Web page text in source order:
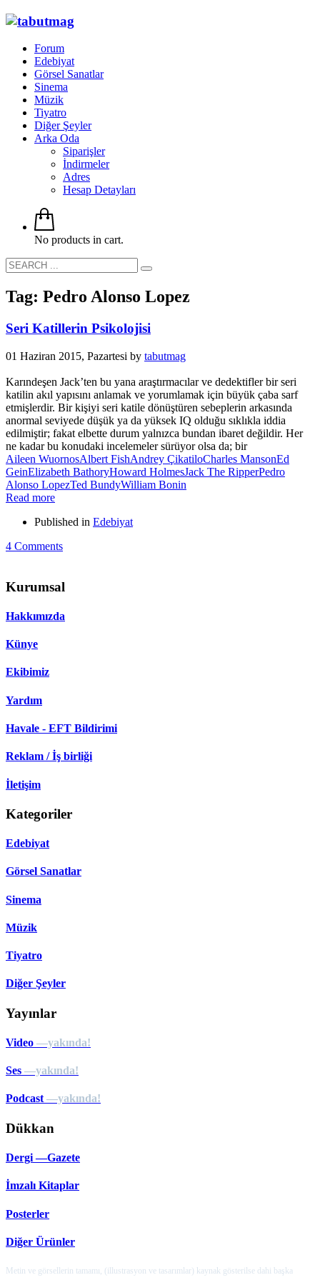
Forum
Edebiyat
Görsel Sanatlar
Sinema
Müzik
Tiyatro
Diğer Şeyler
Arka Oda
Siparişler
İndirmeler
Adres
Hesap Detayları
No products in cart.
Tag: Pedro Alonso Lopez
Seri Katillerin Psikolojisi
01 Haziran 2015, Pazartesi by tabutmag
Karındeşen Jack’ten bu yana araştırmacılar ve dedektifler bir seri
katilin akıl yapısını anlamak ve yorumlamak için büyük çaba sarf
etmişlerdir. Bir kişiyi seri katile dönüştüren sebeplerin arkasında
anormal seviyede düşük ya da yüksek IQ olduğu sıklıkla iddia
edilmiştir; fakat elbette durum yalnızca bundan ibaret değildir. Her
ne kadar bu konudaki incelemeler sürüyor olsa da; bir
Aileen WuornosAlbert FishAndrey ÇikatiloCharles MansonEd
GeinElizabeth BathoryHoward HolmesJack The RipperPedro
Alonso LopezTed BundyWilliam Bonin
Read more
Published in Edebiyat
4 Comments
Kurumsal
Hakkımızda
Künye
Ekibimiz
Yardım
Havale - EFT Bildirimi
Reklam / İş birliği
İletişim
Kategoriler
Edebiyat
Görsel Sanatlar
Sinema
Müzik
Tiyatro
Diğer Şeyler
Yayınlar
Video —yakında!
Ses —yakında!
Podcast—yakında!
Dükkan
Dergi —Gazete
İmzalı Kitaplar
Posterler
Diğer Ürünler
Metin ve görsellerin tamamı, (illustrasyon ve tasarımlar) kaynak gösterilse dahi başka